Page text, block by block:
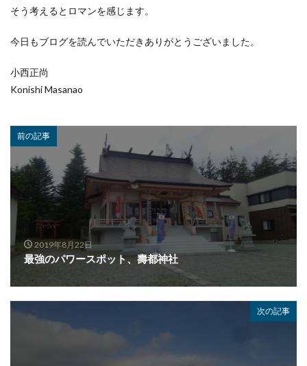
そう考えるとロマンを感じます。
今日もブログを読んでいただきありがとうございました。
小西正尚
Konishi Masanao
前の記事
2019年8月22日
最強のパワースポット、壽都神社
次の記事